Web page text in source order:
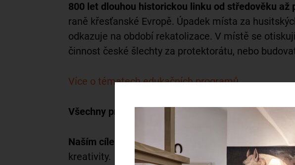
800 let dlouhou historickou linku od středověku až
raně křesťanské Evropě. Úpadek místa za
odkazuje na období rekatolizace. V místě se
činnost české šlechty za protektorátu, nebo
Více o tématech edukačních programů
Všechny programy pro mateřské, základní i
Naším cílem
je vytvářet svobodné prostředí
kreativity.